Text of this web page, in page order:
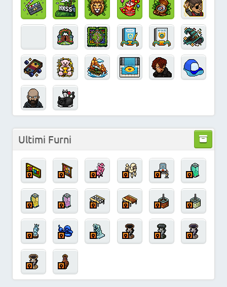
Ultimi Furni